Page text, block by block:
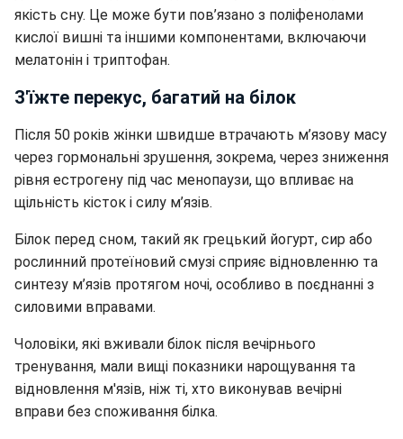
якість сну. Це може бути пов’язано з поліфенолами
кислої вишні та іншими компонентами, включаючи
мелатонін і триптофан.
З'їжте перекус, багатий на білок
Після 50 років жінки швидше втрачають м’язову масу
через гормональні зрушення, зокрема, через зниження
рівня естрогену під час менопаузи, що впливає на
щільність кісток і силу м’язів.
Білок перед сном, такий як грецький йогурт, сир або
рослинний протеїновий смузі сприяє відновленню та
синтезу м’язів протягом ночі, особливо в поєднанні з
силовими вправами.
Чоловіки, які вживали білок після вечірнього
тренування, мали вищі показники нарощування та
відновлення м'язів, ніж ті, хто виконував вечірні
вправи без споживання білка.